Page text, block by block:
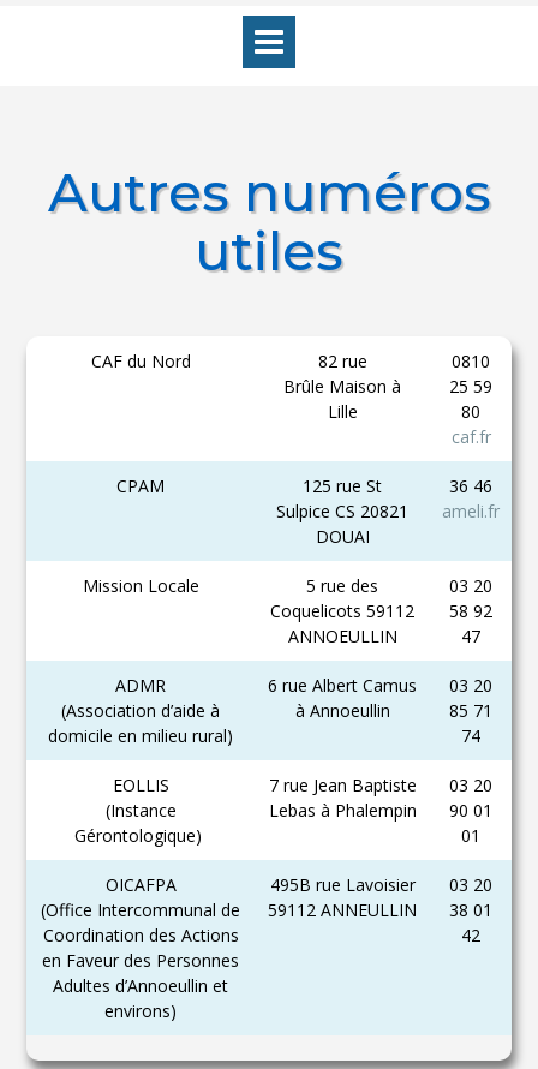
Autres numéros
utiles
CAF du Nord
82 rue
Brûle Maison à
Lille
0810
25 59
80
caf.fr
CPAM
125 rue St
Sulpice CS 20821
DOUAI
36 46
ameli.fr
Mission Locale
5 rue des
Coquelicots 59112
ANNOEULLIN
03 20
58 92
47
ADMR
(Association d’aide à
domicile en milieu rural)
6 rue Albert Camus
à Annoeullin
03 20
85 71
74
EOLLIS
(Instance
Gérontologique)
7 rue Jean Baptiste
Lebas à Phalempin
03 20
90 01
01
OICAFPA
(Office Intercommunal de
Coordination des Actions
en Faveur des Personnes
Adultes d’Annoeullin et
environs)
495B rue Lavoisier
59112 ANNEULLIN
03 20
38 01
42